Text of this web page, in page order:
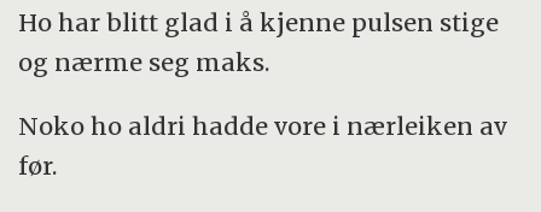
Ho har blitt glad i å kjenne pulsen stige
og nærme seg maks.
Noko ho aldri hadde vore i nærleiken av
før.